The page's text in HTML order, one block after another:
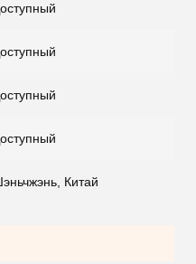
Китай